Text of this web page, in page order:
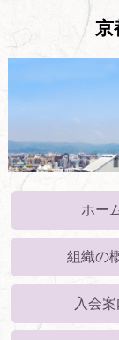
京
ホー
組織の
入会案